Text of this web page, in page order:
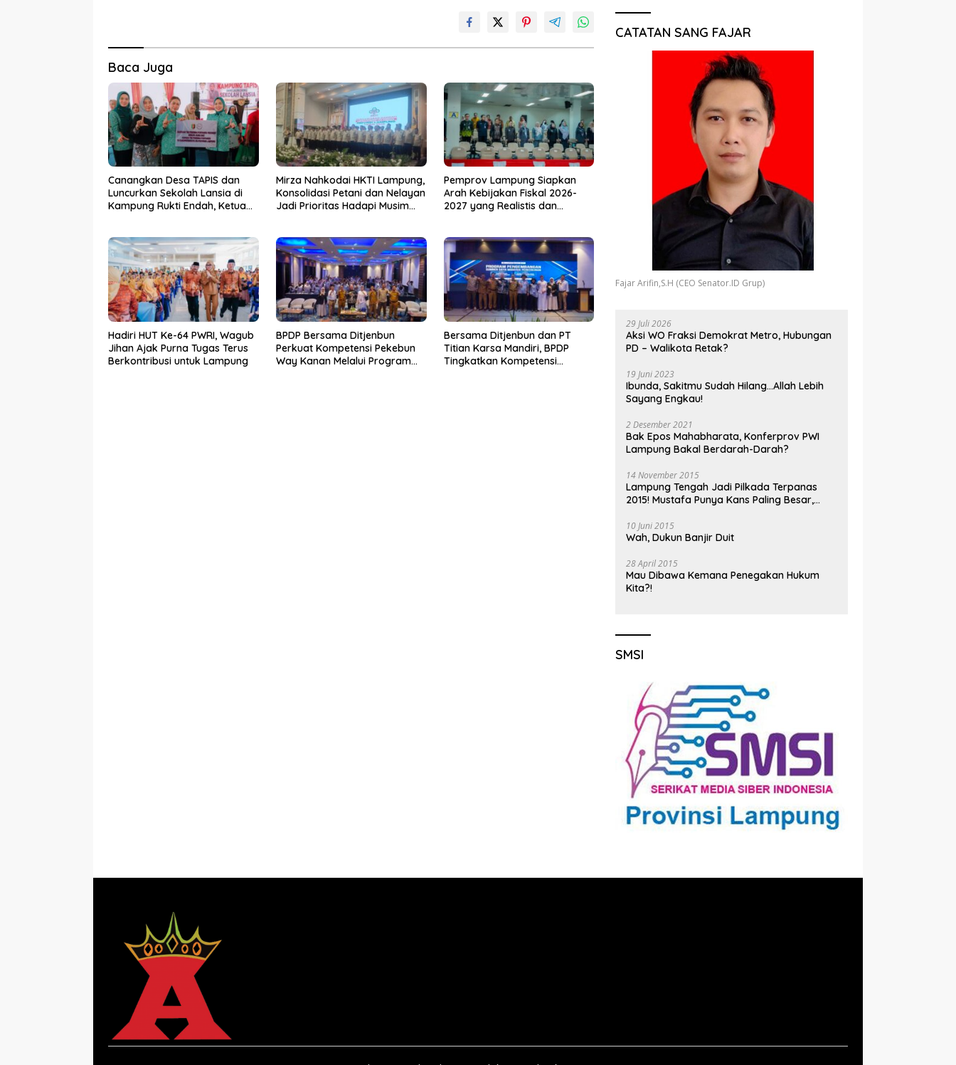
Baca Juga
Canangkan Desa TAPIS dan
Luncurkan Sekolah Lansia di
Kampung Rukti Endah, Ketua
dari Desa
Mirza Nahkodai HKTI Lampung,
Konsolidasi Petani dan Nelayan
Jadi Prioritas Hadapi Musim
Pemprov Lampung Siapkan
Arah Kebijakan Fiskal 2026-
2027 yang Realistis dan
Hadiri HUT Ke-64 PWRI, Wagub
Jihan Ajak Purna Tugas Terus
Berkontribusi untuk Lampung
BPDP Bersama Ditjenbun
Perkuat Kompetensi Pekebun
Way Kanan Melalui Program
Bersama Ditjenbun dan PT
Titian Karsa Mandiri, BPDP
Tingkatkan Kompetensi
CATATAN SANG FAJAR
Fajar Arifin,S.H (CEO Senator.ID Grup)
29 Juli 2026
Aksi WO Fraksi Demokrat Metro, Hubungan
PD – Walikota Retak?
19 Juni 2023
Ibunda, Sakitmu Sudah Hilang…Allah Lebih
Sayang Engkau!
2 Desember 2021
Bak Epos Mahabharata, Konferprov PWI
Lampung Bakal Berdarah-Darah?
14 November 2015
Lampung Tengah Jadi Pilkada Terpanas
2015! Mustafa Punya Kans Paling Besar,
10 Juni 2015
Wah, Dukun Banjir Duit
28 April 2015
Mau Dibawa Kemana Penegakan Hukum
Kita?!
SMSI